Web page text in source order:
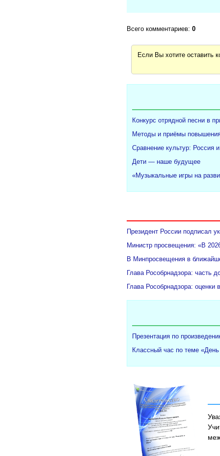
Всего комментариев: 0
Если Вы хотите оставить
Конкурс отрядной песни в
Методы и приёмы
Сравнение культур: Россия
Дети — наше будущее
«Музыкальные игры на
Президент России подписал
Министр просвещения: «В
В Минпросвещения в
Глава Рособрнадзора: часть
Глава Рособрнадзора:
Презентация по
Классный час по теме